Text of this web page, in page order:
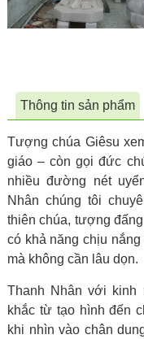
Thông tin sản phẩm
Tượng chúa Giêsu
giáo – còn gọi đức
nhiều đường nét
Nhân chúng tôi
thiên chúa, tượng
có khả năng chịu
mà không cần lâu dọn.
Thanh Nhân với kinh
khắc từ tạo hình đến
khi nhìn vào chân